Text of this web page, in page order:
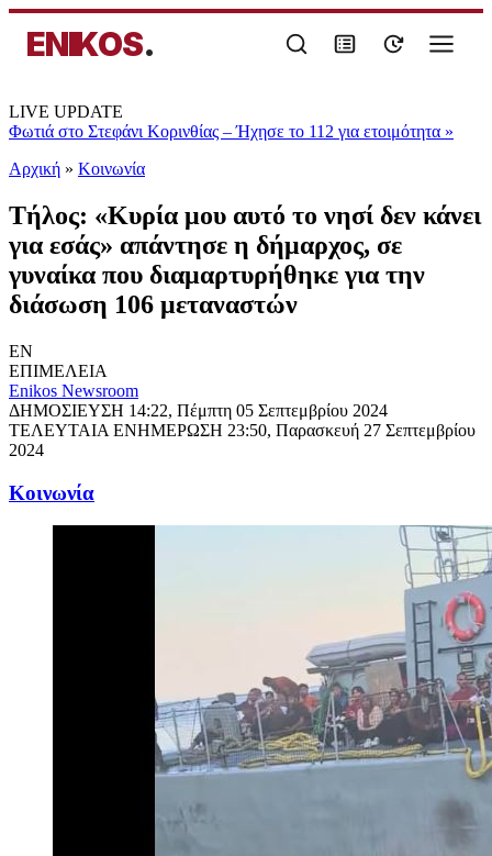
ENIKOS.
LIVE UPDATE
Φωτιά στο Στεφάνι Κορινθίας – Ήχησε το 112 για ετοιμότητα »
Αρχική » Κοινωνία
Τήλος: «Κυρία μου αυτό το νησί δεν κάνει
για εσάς» απάντησε η δήμαρχος, σε
γυναίκα που διαμαρτυρήθηκε για την
διάσωση 106 μεταναστών
EN
ΕΠΙΜΕΛΕΙΑ
Enikos Newsroom
ΔΗΜΟΣΙΕΥΣΗ 14:22, Πέμπτη 05 Σεπτεμβρίου 2024
ΤΕΛΕΥΤΑΙΑ ΕΝΗΜΕΡΩΣΗ 23:50, Παρασκευή 27 Σεπτεμβρίου
2024
Κοινωνία